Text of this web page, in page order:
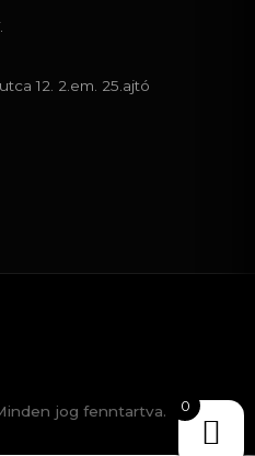
12. 2.em. 25.ajtó
jog fenntartva. 0